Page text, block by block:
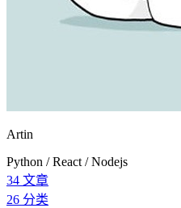
Artin
Python / React / Nodejs
34 文章
26 分类